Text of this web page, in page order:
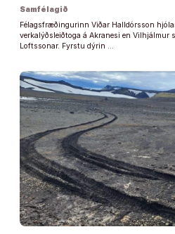
Samfélagið
Félagsfræðingurinn Viðar Halldórsson
verkalýðsleiðtoga á Akranesi en Vilhjálmur
Loftssonar. Fyrstu dýrin …